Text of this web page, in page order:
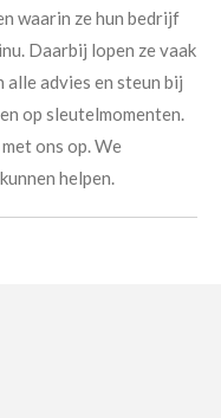
waarin ze hun bedrijf
Daarbij lopen ze vaak
advies en steun bij
op sleutelmomenten.
ons op. We
helpen.